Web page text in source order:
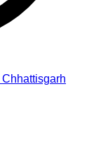
Chhattisgarh